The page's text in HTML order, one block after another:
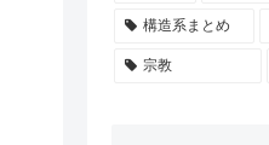
構造系まとめ
宗教